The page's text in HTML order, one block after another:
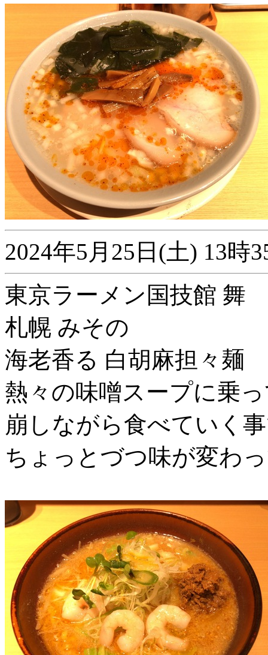
2024年5月25日(土) 13時
東京ラーメン国技館 舞
札幌 みその
海老香る 白胡麻担々麺
熱々の味噌スープに乗
崩しながら食べていく
ちょっとづつ味が変わ